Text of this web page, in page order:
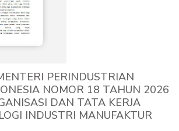
PERINDUSTRIAN
NOMOR 18 TAHUN 2026
DAN TATA KERJA
INDUSTRI MANUFAKTUR